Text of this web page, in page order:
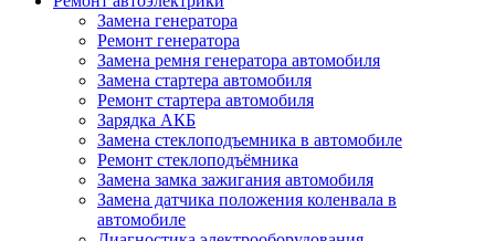
Замена генератора
Ремонт генератора
Замена ремня генератора автомобиля
Замена стартера автомобиля
Ремонт стартера автомобиля
Зарядка АКБ
Замена стеклоподъемника в автомобиле
Ремонт стеклоподъёмника
Замена замка зажигания автомобиля
Замена датчика положения коленвала в
автомобиле